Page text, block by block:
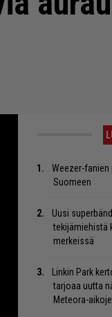
Weezer-fanien
Suomeen
Uusi
tekijämiehistä
merkeissä
Linkin Park
tarjoaa uutta
Meteora-